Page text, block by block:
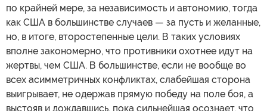
по крайней мере, за независимость и автономию, тогда
как США в большинстве случаев — за пусть и желанные,
но, в итоге, второстепенные цели. В таких условиях
вполне закономерно, что противники охотнее идут на
жертвы, чем США. В большинстве, если не вообще во
всех асимметричных конфликтах, слабейшая сторона
выигрывает, не одержав прямую победу на поле боя, а
выстояв и дождавшись, пока сильнейшая осознает, что